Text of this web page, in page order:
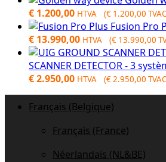
Original
price
was:
€ 1.550,00.
€ 1.200,00Current
price
is:
€ 1.200,00.
HTVA (€ 1.200,00
Fusion Pro
€ 13.990,00 HTVA (€ 13.990,00
SCANNER DETECTOR - 3
Original
was:
€2.950,00Current
is:
HTVA (€2.950,00
Français (Belgique)
Français (France)
Néerlandais (NL&BE)